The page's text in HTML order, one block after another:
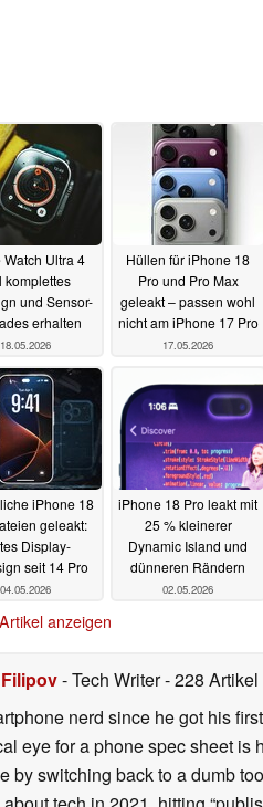
Watch Ultra 4
komplettes
und Sensor-
erhalten
18.05.2026
Hüllen für iPhone 18
Pro und Pro Max
geleakt – passen wohl
nicht am iPhone 17 Pro
17.05.2026
iPhone 18
geleakt:
Display-
seit 14 Pro
04.05.2026
iPhone 18 Pro leakt mit
25 % kleinerer
Dynamic Island und
dünneren Rändern
02.05.2026
anzeigen
- Tech Writer- 228
nerd since he got his
eye for a phone spec sheet
by switching back to a dumb